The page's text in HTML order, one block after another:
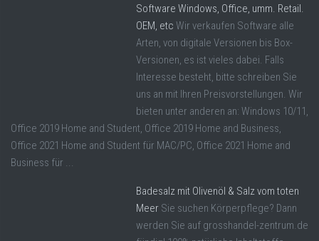
Software Windows, Office, umm. Retail.
OEM, etc Wir verkaufen Software alle
Arten, von digitale Versionen bis Box-
Versionen, es ist vieles dabei. Falls
Interesse besteht, bitte schreiben Sie
uns an mit Ihren Preisvorstellungen. Wir
bieten unter anderen an: Windows 10/11,
Office 2019 Home and Student, Office 2019 Home and Business,
Office 2021 Home and Student für MAC/PC, Office 2021 Home and
Business für ...
Badesalz mit Olivenöl & Salz vom toten
Meer Sie suchen Körperpflege? Dann
werden Sie auf grosshandel-zentrum.de